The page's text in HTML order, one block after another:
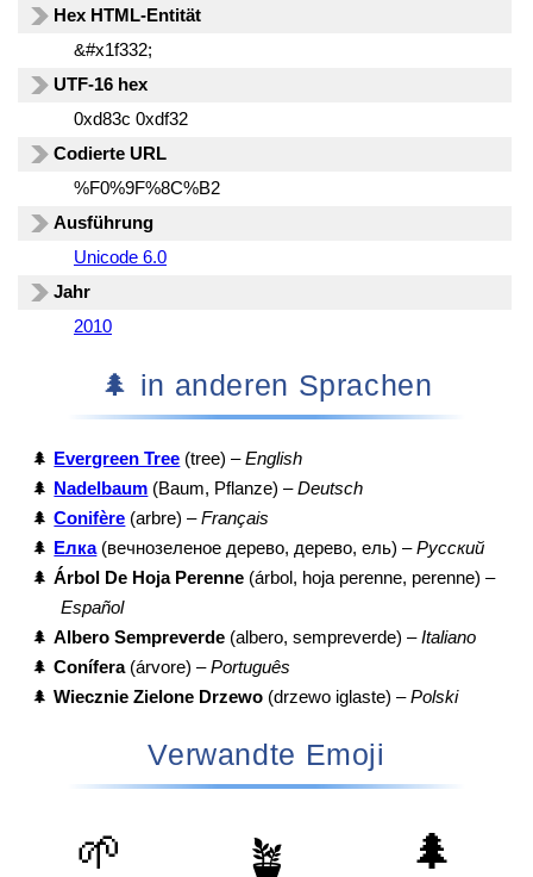
Hex HTML-Entität
&#x1f332;
UTF-16 hex
0xd83c 0xdf32
Codierte URL
%F0%9F%8C%B2
Ausführung
Unicode 6.0
Jahr
2010
🌲 in anderen Sprachen
🌲 Evergreen Tree (tree) –English
🌲 Nadelbaum (Baum, Pflanze) –Deutsch
🌲 Conifère (arbre) –Français
🌲
Елка(вечнозеленое дерево, дерево, ель) –Русский
🌲 Árbol De Hoja Perenne (árbol, hoja perenne, perenne) –
Español
🌲 Albero Sempreverde (albero, sempreverde) –Italiano
🌲 Conífera(árvore) –Português
🌲 Wiecznie Zielone Drzewo (drzewo iglaste) –Polski
Verwandte Emoji
🌱 🪴 🌲